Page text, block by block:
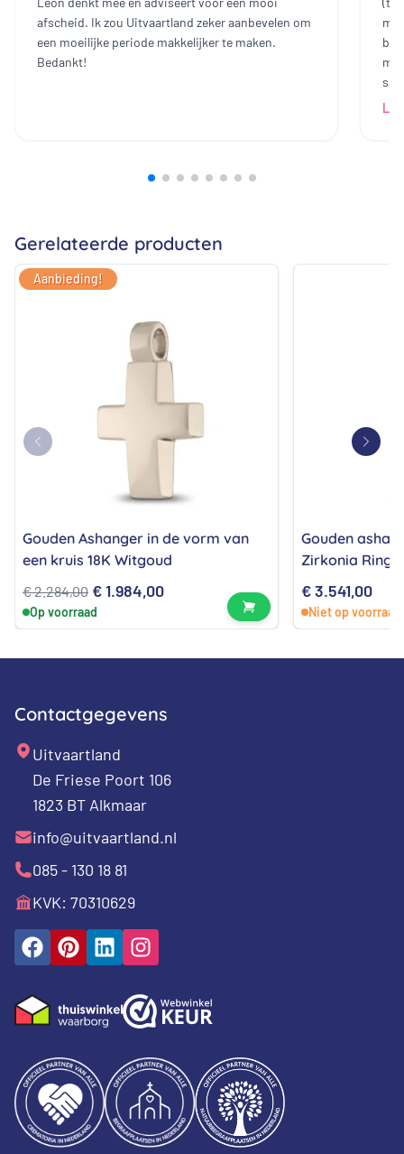
afscheid. Ik zou Uitvaartland zeker aanbevelen om
een moeilijke periode makkelijker te maken.
Bedankt!
Gerelateerde producten
Aanbieding!
Gouden Ashanger in de vorm van
een kruis 18K Witgoud
€2.284,00 Oorspronkelijke
prijs
€1.984,00Huidige
Op voorraad Bekijk product
Gouden
Zirkonia
€3.541,00
Niet op voorraad
Contactgegevens
Uitvaartland
De Friese Poort 106
1823 BT Alkmaar
info@uitvaartland.nl
085 - 130 18 81
KVK: 70310629